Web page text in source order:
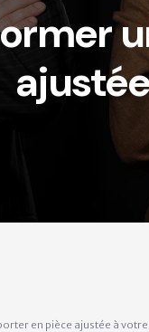
en pièce ajustée à